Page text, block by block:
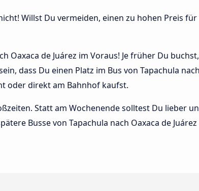
Willst Du vermeiden, einen zu hohen Preis
Oaxaca de Juárez im Voraus! Je früher Du
dass Du einen Platz im Bus von Tapachula
oder direkt am Bahnhof kaufst.
Statt am Wochenende solltest Du lieber
Busse von Tapachula nach Oaxaca de